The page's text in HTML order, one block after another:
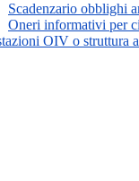
Scadenzario obblighi
Oneri informativi per
OIV o struttura